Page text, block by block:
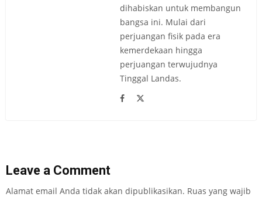
dihabiskan untuk membangun
bangsa ini. Mulai dari
perjuangan fisik pada era
kemerdekaan hingga
perjuangan terwujudnya
Tinggal Landas.
Leave a Comment
Alamat email Anda tidak akan dipublikasikan. Ruas yang wajib